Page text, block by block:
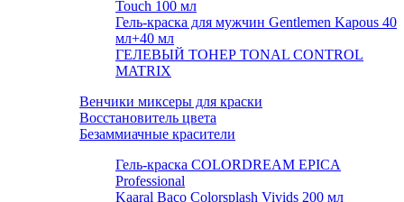
Touch 100 мл
Гель-краска для мужчин Gentlemen Kapous 40
мл+40 мл
ГЕЛЕВЫЙ ТОНЕР TONAL CONTROL
MATRIX
Венчики миксеры для краски
Восстановитель цвета
Безаммиачные красители
Гель-краска COLORDREAM EPICA
Professional
Kaaral Baco Colorsplash Vivids 200 мл